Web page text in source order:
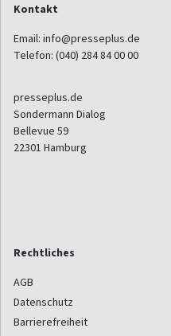
Kontakt
Email: info@presseplus.de
Telefon: (040) 284 84 00 00
presseplus.de
Sondermann Dialog
Bellevue 59
22301 Hamburg
Rechtliches
AGB
Datenschutz
Barrierefreiheit